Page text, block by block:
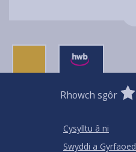
Rhowch sgôr
0
Stars
1
Cysylltu â ni
Swyddi a